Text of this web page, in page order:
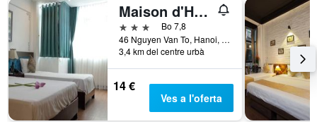
Maison d'Hanoi Hotel
3 estrellesBo 7,8
46 Nguyen Van To, Hanoi, Vietnam
3,4 km del centre urbà
14 €
Ves a l'oferta